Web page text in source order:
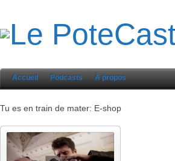
Accueil Podcasts À propos
Tu es en train de mater: E-shop